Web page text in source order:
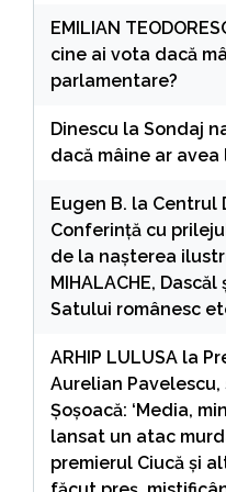
EMILIAN
cine ai vota dacă
parlamentare?
Dinescu la Sondaj
dacă mâine ar
Eugen B. la Centrul
Conferință cu
de la nașterea
MIHALACHE,
Satului românesc
ARHIP LULUSA la
Aurelian Pavelescu,
Șoșoacă: ‘Media,
lansat un atac
premierul Ciucă și